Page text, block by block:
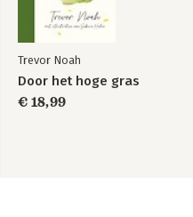
Trevor Noah
Door het hoge gras
€ 18,99